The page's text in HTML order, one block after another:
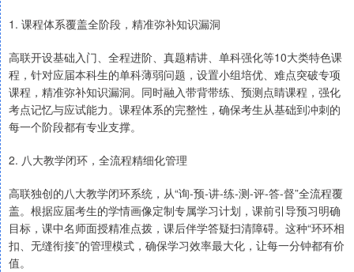
1. 课程体系覆盖全阶段，精准弥补知识漏洞
高联开设基础入门、全程进阶、真题精讲、单科强化等10大类特色课
程，针对应届本科生的单科薄弱问题，设置小组培优、难点突破专项
课程，精准弥补知识漏洞。同时融入带背带练、预测点睛课程，强化
考点记忆与应试能力。课程体系的完整性，确保考生从基础到冲刺的
每一个阶段都有专业支撑。
2. 八大教学闭环，全流程精细化管理
高联独创的八大教学闭环系统，从“询-预-讲-练-测-评-答-督”全流程覆
盖。根据应届考生的学情画像定制专属学习计划，课前引导预习明确
目标，课中名师面授精准点拨，课后伴学答疑扫清障碍。这种“环环相
扣、无缝衔接”的管理模式，确保学习效率最大化，让每一分钟都有价
值。